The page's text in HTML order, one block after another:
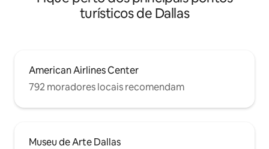
turísticos de Dallas
American Airlines Center
792 moradores locais recomendam
Museu de Arte Dallas